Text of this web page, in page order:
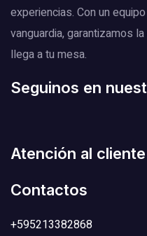
experiencias. Con un
vanguardia, garantizamos
llega a tu mesa.
Seguinos en
Atención al cliente
Contactos
+595213382868